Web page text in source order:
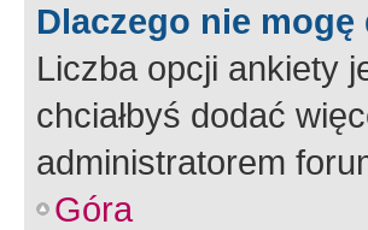
Dlaczego nie
Liczba opcji ankiety
chciałbyś dodać
administratorem
Góra